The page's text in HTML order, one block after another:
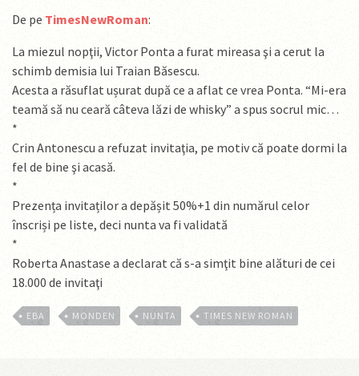
De pe TimesNewRoman:
La miezul nopţii, Victor Ponta a furat mireasa şi a cerut la
schimb demisia lui Traian Băsescu.
Acesta a răsuflat ușurat după ce a aflat ce vrea Ponta. “Mi-era
teamă să nu ceară câteva lăzi de whisky” a spus socrul mic…
*
Crin Antonescu a refuzat invitaţia, pe motiv că poate dormi la
fel de bine şi acasă.
*
Prezența invitaților a depășit 50%+1 din numărul celor
înscriși pe liste, deci nunta va fi validată
*
Roberta Anastase a declarat că s-a simţit bine alături de cei
18.000 de invitaţi
EBA MONDEN NUNTA TIMES NEW ROMAN